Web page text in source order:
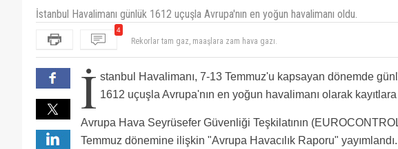
İstanbul Havalimanı günlük 1612 uçuşla Avrupa'nın en yoğun havalimanı oldu.
4
Para yok derler bize.Bu istifalar başınıza dert açacak,demedi demeyin.En
Zirveye ulaştı 59 havalimanı var diyonuz niye öbür havalimanlari yarısına
seçimlerde izin sezonunda çift koridorlu ucaklargelirdi stuttgarta şimdi tek
İ stanbul Havalimanı, 7-13 Temmuz'u kapsayan dönemde
1612 uçuşla Avrupa'nın en yoğun havalimanı olarak
Avrupa Hava Seyrüsefer Güvenliği Teşkilatının
Temmuz dönemine ilişkin "Avrupa Havacılık Raporu" yayımlandı.